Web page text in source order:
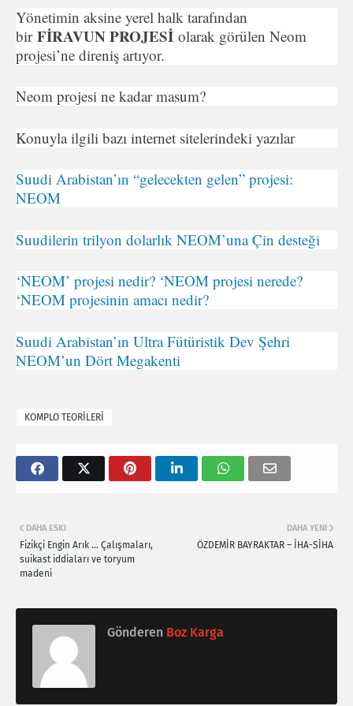
Yönetimin aksine yerel halk tarafından
bir FİRAVUN PROJESİ olarak görülen Neom
projesi’ne direniş artıyor.
Neom projesi ne kadar masum?
Konuyla ilgili bazı internet sitelerindeki yazılar
Suudi Arabistan’ın “gelecekten gelen” projesi:
NEOM
Suudilerin trilyon dolarlık NEOM’una Çin desteği
‘NEOM’ projesi nedir? ‘NEOM projesi nerede?
‘NEOM projesinin amacı nedir?
Suudi Arabistan’ın Ultra Fütüristik Dev Şehri
NEOM’un Dört Megakenti
KOMPLO TEORİLERİ
DAHA YENI
ÖZDEMİR BAYRAKTAR – İHA-SİHA
DAHA ESKI
Fizikçi Engin Arık … Çalışmaları,
suikast iddiaları ve toryum
madeni
Gönderen Boz Karga